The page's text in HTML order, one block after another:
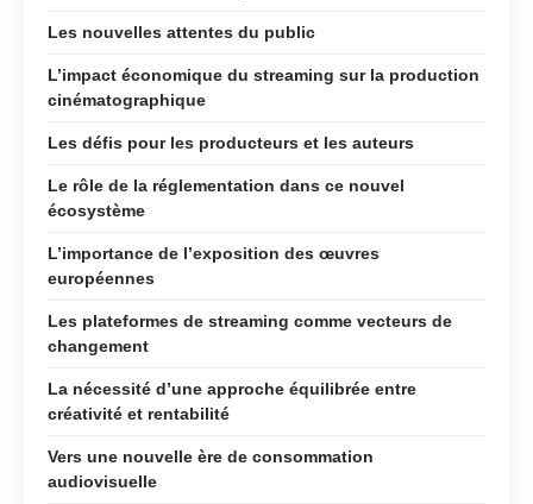
Les nouvelles attentes du public
L’impact économique du streaming sur la production
cinématographique
Les défis pour les producteurs et les auteurs
Le rôle de la réglementation dans ce nouvel
écosystème
L’importance de l’exposition des œuvres
européennes
Les plateformes de streaming comme vecteurs de
changement
La nécessité d’une approche équilibrée entre
créativité et rentabilité
Vers une nouvelle ère de consommation
audiovisuelle